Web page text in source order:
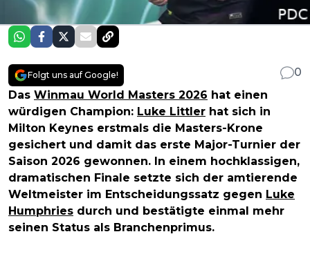
Folgt uns auf Google!
0
Das Winmau World Masters 2026 hat einen
würdigen Champion: Luke Littler hat sich in
Milton Keynes erstmals die Masters-Krone
gesichert und damit das erste Major-Turnier der
Saison 2026 gewonnen. In einem hochklassigen,
dramatischen Finale setzte sich der amtierende
Weltmeister im Entscheidungssatz gegen Luke
Humphries durch und bestätigte einmal mehr
seinen Status als Branchenprimus.